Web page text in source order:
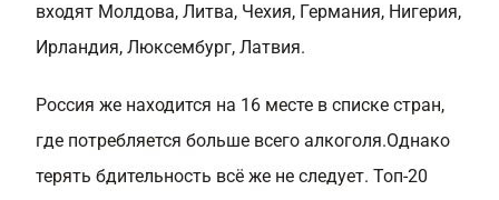
входят Молдова, Литва, Чехия, Германия, Нигерия,
Ирландия, Люксембург, Латвия.
Россия же находится на 16 месте в списке стран,
где потребляется больше всего алкоголя.Однако
терять бдительность всё же не следует. Топ-20